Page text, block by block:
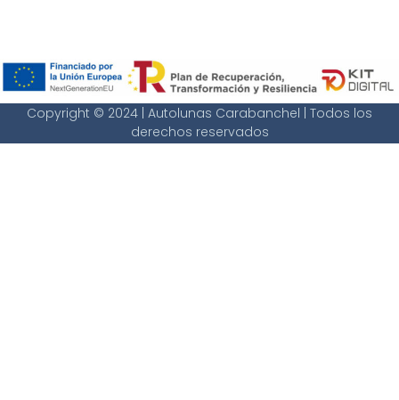
Copyright © 2024 | Autolunas Carabanchel | Todos los
derechos reservados